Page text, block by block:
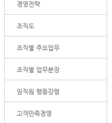
경영전략
조직도
조직별 주요업무
조직별 업무분장
임직원 행동강령
고객만족경영